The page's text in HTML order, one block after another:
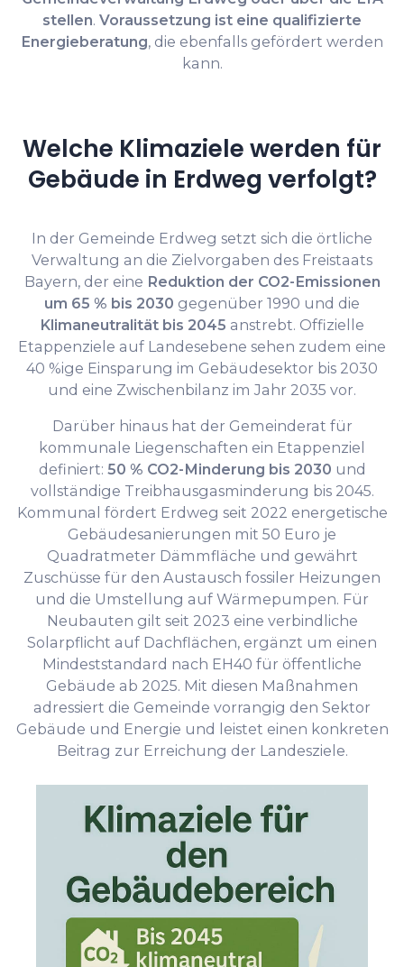
stellen. Voraussetzung ist eine qualifizierte
Energieberatung, die ebenfalls gefördert werden
kann.
Welche Klimaziele werden für
Gebäude in Erdweg verfolgt?
In der Gemeinde Erdweg setzt sich die örtliche
Verwaltung an die Zielvorgaben des Freistaats
Bayern, der eine Reduktion der CO2-Emissionen
um 65 % bis 2030 gegenüber 1990 und die
Klimaneutralität bis 2045 anstrebt. Offizielle
Etappenziele auf Landesebene sehen zudem eine
40 %ige Einsparung im Gebäudesektor bis 2030
und eine Zwischenbilanz im Jahr 2035 vor.
Darüber hinaus hat der Gemeinderat für
kommunale Liegenschaften ein Etappenziel
definiert: 50 % CO2-Minderung bis 2030 und
vollständige Treibhausgasminderung bis 2045.
Kommunal fördert Erdweg seit 2022 energetische
Gebäudesanierungen mit 50 Euro je
Quadratmeter Dämmfläche und gewährt
Zuschüsse für den Austausch fossiler Heizungen
und die Umstellung auf Wärmepumpen. Für
Neubauten gilt seit 2023 eine verbindliche
Solarpflicht auf Dachflächen, ergänzt um einen
Mindeststandard nach EH40 für öffentliche
Gebäude ab 2025. Mit diesen Maßnahmen
adressiert die Gemeinde vorrangig den Sektor
Gebäude und Energie und leistet einen konkreten
Beitrag zur Erreichung der Landesziele.